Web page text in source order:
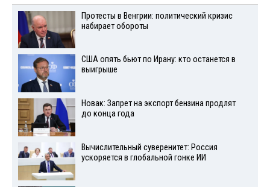
Протесты в Венгрии: политический кризис
набирает обороты
США опять бьют по Ирану: кто останется в
выигрыше
Новак: Запрет на экспорт бензина продлят
до конца года
Вычислительный суверенитет: Россия
ускоряется в глобальной гонке ИИ